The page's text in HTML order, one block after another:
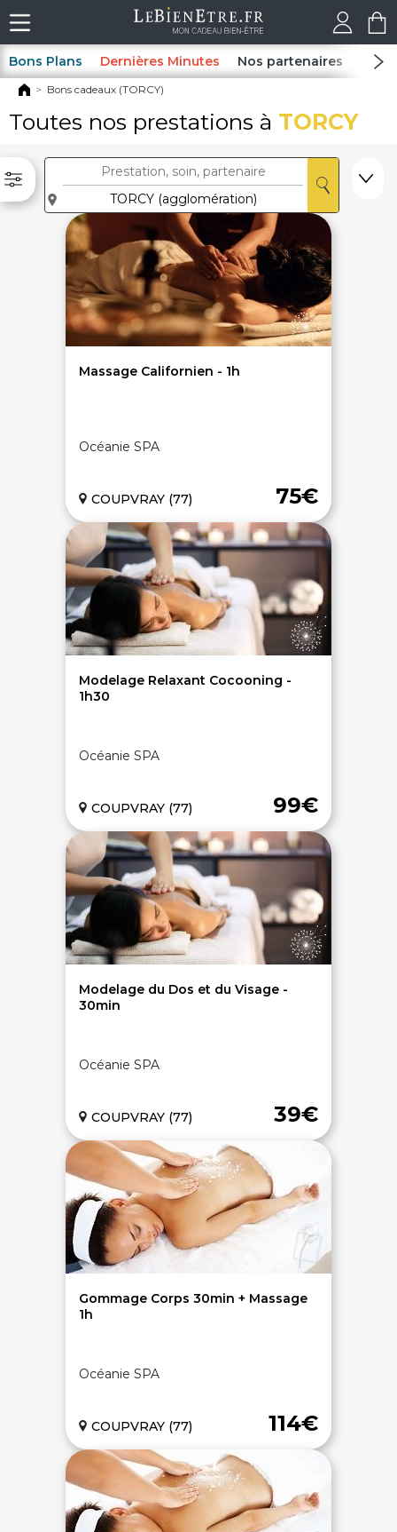
Bons Plans Dernières Minutes Nos partenaires Spas
Bons cadeaux (TORCY)
Toutes nos prestations à TORCY
Massage Californien - 1h
Océanie SPA
75€
COUPVRAY (77)
Modelage Relaxant Cocooning -
1h30
Océanie SPA
99€
COUPVRAY (77)
Modelage du Dos et du Visage -
30min
Océanie SPA
39€
COUPVRAY (77)
Gommage Corps 30min + Massage
1h
Océanie SPA
114€
COUPVRAY (77)